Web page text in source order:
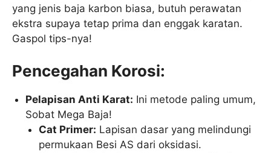
yang jenis baja karbon biasa, butuh perawatan
ekstra supaya tetap prima dan enggak karatan.
Gaspol tips-nya!
Pencegahan Korosi:
Pelapisan Anti Karat: Ini metode paling umum,
Sobat Mega Baja!
Cat Primer: Lapisan dasar yang melindungi
permukaan Besi AS dari oksidasi.